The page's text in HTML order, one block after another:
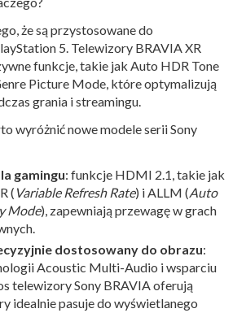
że są przystosowane do
5. Telewizory BRAVIA XR
funkcje, takie jak Auto HDR Tone
Picture Mode, które optymalizują
grania i streamingu.
wyróżnić nowe modele serii Sony
gamingu: funkcje HDMI 2.1, takie jak
( Variable Refresh Rate) i ALLM (Auto
Mode), zapewniają przewagę w grach
dostosowany do obrazu:
Acoustic Multi-Audio i wsparciu
telewizory Sony BRAVIA oferują
idealnie pasuje do wyświetlanego